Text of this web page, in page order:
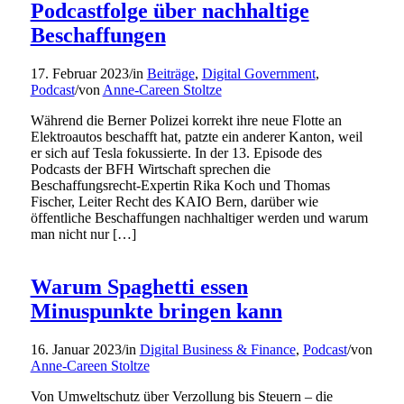
Podcastfolge über nachhaltige
Beschaffungen
17. Februar 2023/in Beiträge, Digital Government,
Podcast/von Anne-Careen Stoltze
Während die Berner Polizei korrekt ihre neue Flotte an
Elektroautos beschafft hat, patzte ein anderer Kanton, weil
er sich auf Tesla fokussierte. In der 13. Episode des
Podcasts der BFH Wirtschaft sprechen die
Beschaffungsrecht-Expertin Rika Koch und Thomas
Fischer, Leiter Recht des KAIO Bern, darüber wie
öffentliche Beschaffungen nachhaltiger werden und warum
man nicht nur […]
Warum Spaghetti essen
Minuspunkte bringen kann
16. Januar 2023/in Digital Business & Finance, Podcast/von
Anne-Careen Stoltze
Von Umweltschutz über Verzollung bis Steuern – die